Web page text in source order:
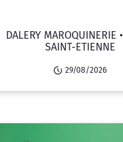
DALERY MAROQUINERIE •
SAINT-ETIENNE
29/08/2026